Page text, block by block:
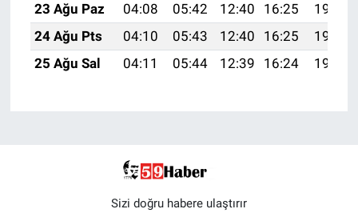
23 Ağu Paz
04:08 05:42 12:40 16:25
19:28
24 Ağu Pts
04:10 05:43 12:40 16:25
19:26
25 Ağu Sal
04:11 05:44 12:39 16:24 19:24
Sizi doğru habere ulaştırır